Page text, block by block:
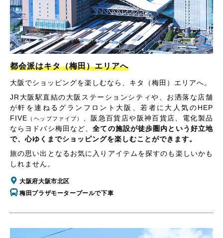
都会派はキタ（梅田）エリアへ
大阪でショッピングを楽しむなら、キタ（梅田）エリアへ。
JR大阪駅直結の大阪ステーションシティや、お洒落な店舗
が軒を連ねるグランフロント大阪、若者に大人気のHEP
FIVE （ヘップファイブ）
、阪急百貨店や阪神百貨店、電化製品
ならヨドバシ梅田など、全ての施設が徒歩圏内という好立地
で、心ゆくまでショッピングを楽しむことができます。
旅の思い出となるお気に入りアイテムを探すのも楽しいかも
しれません。
大阪府大阪市北区
梅田プラザモータープールで下車